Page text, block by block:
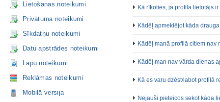
Lietošanas noteikumi
Privātuma noteikumi
Sīkdatņu noteikumi
Datu apstrādes noteikumi
Lapu noteikumi
Reklāmas noteikumi
Mobilā versija
Kā rīkoties, ja profila lietotājs
Kādēļ apmeklējot kāda
Kādēļ manā profilā citiem nav
Kādēļ man nav vārda dienas
Kā es varu dzēst/labot profilā
Nejauši pieteicos sekot kāda